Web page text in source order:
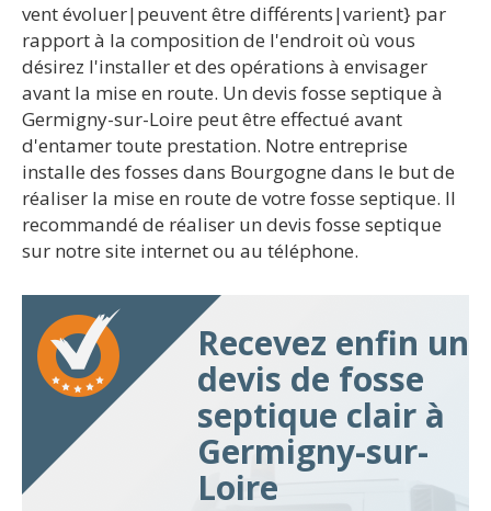
vent évoluer|peuvent être différents|varient} par
rapport à la composition de l'endroit où vous
désirez l'installer et des opérations à envisager
avant la mise en route. Un devis fosse septique à
Germigny-sur-Loire peut être effectué avant
d'entamer toute prestation. Notre entreprise
installe des fosses dans Bourgogne dans le but de
réaliser la mise en route de votre fosse septique. Il
recommandé de réaliser un devis fosse septique
sur notre site internet ou au téléphone.
Recevez enfin un
devis de fosse
septique clair à
Germigny-sur-
Loire